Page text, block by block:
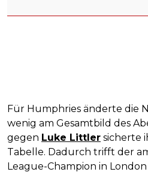
Für Humphries änderte die
wenig am Gesamtbild des
gegen Luke Littler sicherte
Tabelle. Dadurch trifft der
League-Champion in